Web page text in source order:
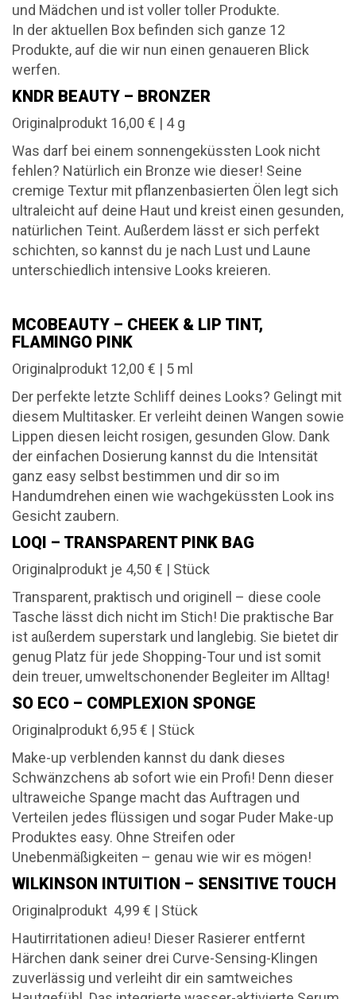
und Mädchen und ist voller toller Produkte.
In der aktuellen Box befinden sich ganze 12
Produkte, auf die wir nun einen genaueren Blick
werfen.
KNDR BEAUTY – BRONZER
Originalprodukt 16,00 € | 4 g
Was darf bei einem sonnengeküssten Look nicht
fehlen? Natürlich ein Bronze wie dieser! Seine
cremige Textur mit pflanzenbasierten Ölen legt sich
ultraleicht auf deine Haut und kreist einen gesunden,
natürlichen Teint. Außerdem lässt er sich perfekt
schichten, so kannst du je nach Lust und Laune
unterschiedlich intensive Looks kreieren.
MCOBEAUTY – CHEEK & LIP TINT,
FLAMINGO PINK
Originalprodukt 12,00 € | 5 ml
Der perfekte letzte Schliff deines Looks? Gelingt mit
diesem Multitasker. Er verleiht deinen Wangen sowie
Lippen diesen leicht rosigen, gesunden Glow. Dank
der einfachen Dosierung kannst du die Intensität
ganz easy selbst bestimmen und dir so im
Handumdrehen einen wie wachgeküssten Look ins
Gesicht zaubern.
LOQI – TRANSPARENT PINK BAG
Originalprodukt je 4,50 € | Stück
Transparent, praktisch und originell – diese coole
Tasche lässt dich nicht im Stich! Die praktische Bar
ist außerdem superstark und langlebig. Sie bietet dir
genug Platz für jede Shopping-Tour und ist somit
dein treuer, umweltschonender Begleiter im Alltag!
SO ECO – COMPLEXION SPONGE
Originalprodukt 6,95 € | Stück
Make-up verblenden kannst du dank dieses
Schwänzchens ab sofort wie ein Profi! Denn dieser
ultraweiche Spange macht das Auftragen und
Verteilen jedes flüssigen und sogar Puder Make-up
Produktes easy. Ohne Streifen oder
Unebenmäßigkeiten – genau wie wir es mögen!
WILKINSON INTUITION – SENSITIVE TOUCH
Originalprodukt 4,99 € | Stück
Hautirritationen adieu! Dieser Rasierer entfernt
Härchen dank seiner drei Curve-Sensing-Klingen
zuverlässig und verleiht dir ein samtweiches